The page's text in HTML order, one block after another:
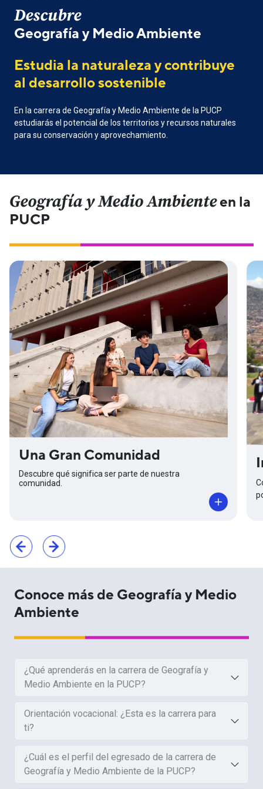
Descubre
Geografía y Medio Ambiente
Estudia la naturaleza y contribuye
al desarrollo sostenible
En la carrera de Geografía y Medio Ambiente de la PUCP
estudiarás el potencial de los territorios y recursos naturales
para su conservación y aprovechamiento.
Geografía y Medio Ambienteen la
PUCP
Una Gran Comunidad
Descubre qué significa ser parte de nuestra
comunidad.
Conoce más de Geografía y Medio
Ambiente
¿Qué aprenderás en la carrera de Geografía y
Medio Ambiente en la PUCP?
Orientación vocacional: ¿Esta es la carrera para
ti?
¿Cuál es el perfil del egresado de la carrera de
Geografía y Medio Ambiente de la PUCP?